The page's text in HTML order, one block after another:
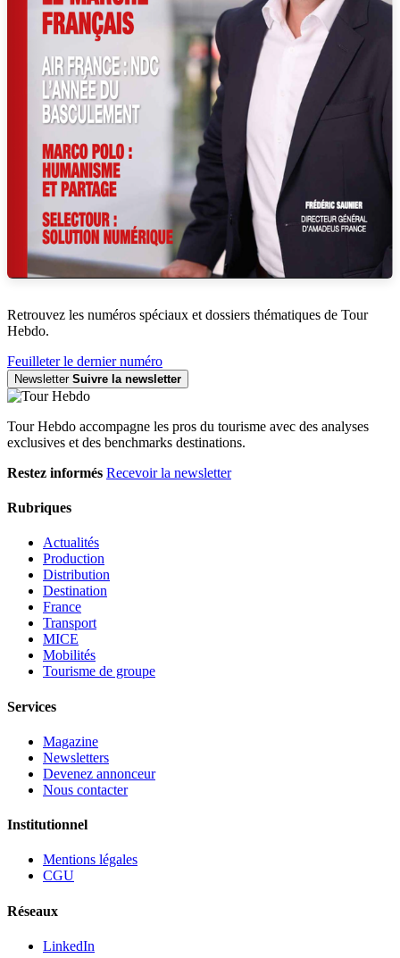
Retrouvez les numéros spéciaux et dossiers thématiques de Tour
Hebdo.
Feuilleter le dernier numéro
Newsletter Suivre la newsletter
Tour Hebdo accompagne les pros du tourisme avec des analyses
exclusives et des benchmarks destinations.
Restez informés Recevoir la newsletter
Rubriques
Actualités
Production
Distribution
Destination
France
Transport
MICE
Mobilités
Tourisme de groupe
Services
Magazine
Newsletters
Devenez annonceur
Nous contacter
Institutionnel
Mentions légales
CGU
Réseaux
LinkedIn